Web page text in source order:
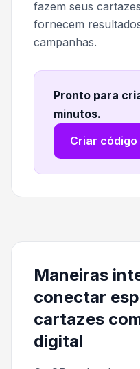
fazem seus
fornecem
campanhas.
Pronto para
minutos.
Criar código
Maneiras
conectar
cartazes
digital